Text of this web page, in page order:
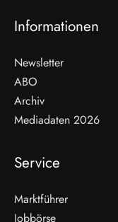
Informationen
Newsletter
ABO
Archiv
Mediadaten 2026
Service
Marktführer
Jobbörse